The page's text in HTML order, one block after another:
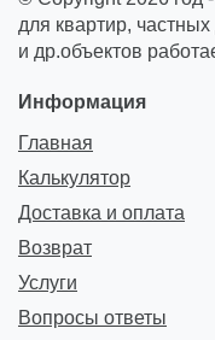
для квартир,
и др.объектов
Информация
Главная
Калькулятор
Доставка и оплата
Возврат
Услуги
Вопросы ответы